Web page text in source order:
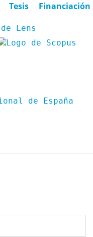
Tesis Financiación